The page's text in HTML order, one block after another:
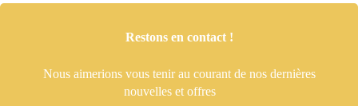
Restons en contact !
Nous aimerions vous tenir au courant de nos dernières
nouvelles et offres